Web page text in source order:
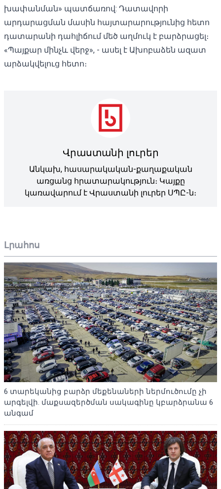
Լրահոս
6 տարեկանից բարձր մեքենաների ներմուծումը չի
արգելվի. մաքսազերծման սակագինը կբարձրանա 6
անգամ
խափանման» պատճառով: Դատավորի
արդարացման մասին հայտարարությունից հետո
դատարանի դահլիճում մեծ աղմուկ է բարձրացել։
«Պայքար մինչև վերջ», - ասել է Ախոբաձեն ազատ
արձակվելուց հետո։
Վրաստանի լուրեր
Անկախ, հասարակական-քաղաքական
առցանց հրատարակություն։ Կայքը
կառավարում է Վրաստանի լուրեր ՍՊԸ-ն։